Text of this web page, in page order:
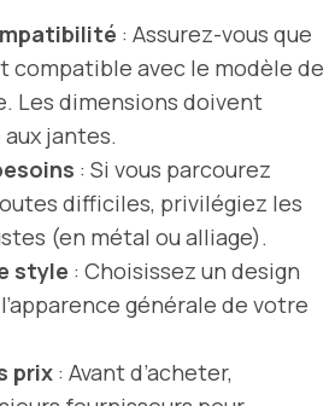
: Assurez-vous que
compatible avec le modèle de
Les dimensions doivent
jantes.
: Si vous parcourez
difficiles, privilégiez les
(en métal ou alliage).
style : Choisissez un design
générale de votre
prix : Avant d’acheter,